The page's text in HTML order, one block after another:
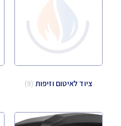
ציוד לאיטום וזיפות (9)